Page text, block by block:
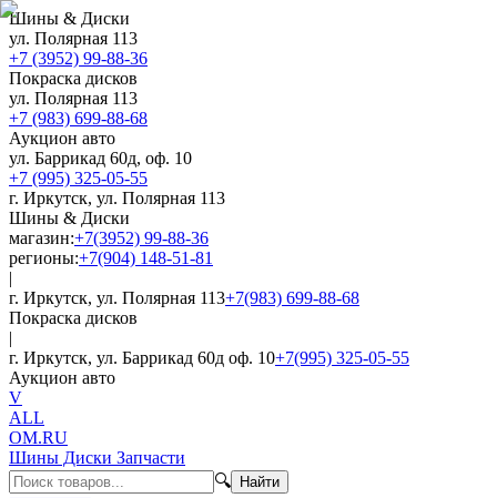
Шины & Диски
ул. Полярная 113
+7 (3952) 99-88-36
Покраска дисков
ул. Полярная 113
+7 (983) 699-88-68
Аукцион авто
ул. Баррикад 60д, оф. 10
+7 (995) 325-05-55
г. Иркутск, ул. Полярная 113
Шины & Диски
магазин:+7(3952) 99-88-36
регионы:+7(904) 148-51-81
|
г. Иркутск, ул. Полярная 113+7(983) 699-88-68
Покраска дисков
|
г. Иркутск, ул. Баррикад 60д оф. 10+7(995) 325-05-55
Аукцион авто
V
ALL
OM.RU
Шины Диски Запчасти
🔍
Найти